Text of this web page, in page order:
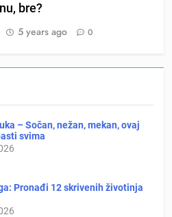
bre?
5 years ago 0
– Sočan, nežan, mekan, ovaj
svima
Pronađi 12 skrivenih životinja